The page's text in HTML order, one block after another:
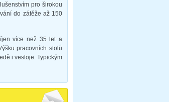
pro širokou
do zátěže až 150
více než 35 let a
pracovních stolů
i vestoje. Typickým